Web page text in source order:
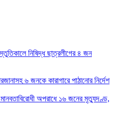
নিষিদ্ধ ছাত্রলীগের ৪ জন
৬ জনকে কারাগারে পাঠানোর নির্দেশ
অপরাধে ১৬ জনের মৃত্যুদণ্ড,